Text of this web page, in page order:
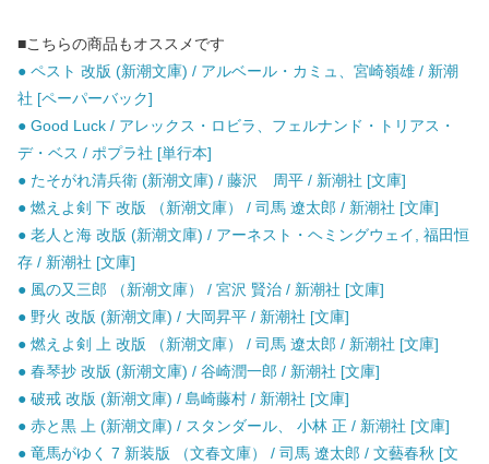
■こちらの商品もオススメです
● ペスト 改版 (新潮文庫) / アルベール・カミュ、宮崎嶺雄 / 新潮
社 [ペーパーバック]
● Good Luck / アレックス・ロビラ、フェルナンド・トリアス・
デ・ベス / ポプラ社 [単行本]
● たそがれ清兵衛 (新潮文庫) / 藤沢 周平 / 新潮社 [文庫]
● 燃えよ剣 下 改版 （新潮文庫） / 司馬 遼太郎 / 新潮社 [文庫]
● 老人と海 改版 (新潮文庫) / アーネスト・ヘミングウェイ, 福田恒
存 / 新潮社 [文庫]
● 風の又三郎 （新潮文庫） / 宮沢 賢治 / 新潮社 [文庫]
● 野火 改版 (新潮文庫) / 大岡昇平 / 新潮社 [文庫]
● 燃えよ剣 上 改版 （新潮文庫） / 司馬 遼太郎 / 新潮社 [文庫]
● 春琴抄 改版 (新潮文庫) / 谷崎潤一郎 / 新潮社 [文庫]
● 破戒 改版 (新潮文庫) / 島崎藤村 / 新潮社 [文庫]
● 赤と黒 上 (新潮文庫) / スタンダール、 小林 正 / 新潮社 [文庫]
● 竜馬がゆく 7 新装版 （文春文庫） / 司馬 遼太郎 / 文藝春秋 [文